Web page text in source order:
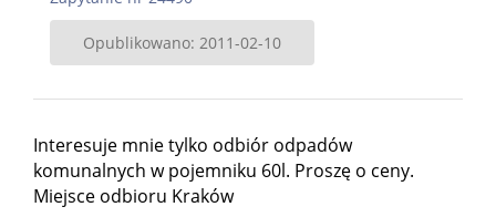
Opublikowano: 2011-02-10
Interesuje mnie tylko odbiór odpadów
komunalnych w pojemniku 60l. Proszę o ceny.
Miejsce odbioru Kraków